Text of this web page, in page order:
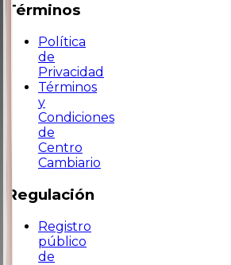
Términos
Política
de
Privacidad
Términos
y
Condiciones
de
Centro
Cambiario
Regulación
Registro
público
de